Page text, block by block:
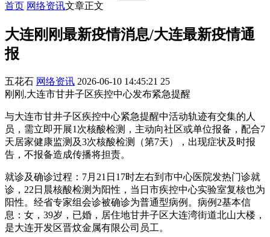
首页 网络资讯文章正文
大连刚刚最新疫情消息/大连最新疫情通
报
五花石 网络资讯 2026-06-10 14:45:21 25
刚刚,大连市甘井子区疾控中心发布紧急提醒
与大连市甘井子区疾控中心紧急提醒中活动轨迹有交集的人
员，需立即开展1次核酸检测，主动向社区或单位报备，配合7
天居家健康监测及3次核酸检测（第7天），出现症状及时报
告，不报备造成传播将担责。
就诊及确诊过程：7月21日17时左右到市中心医院发热门诊就
诊，22日晨核酸检测为阳性，当日市疾控中心实验室复核也为
阳性。经省专家组会诊被确诊为普通型病例。病例2基本信
息：女，39岁，已婚，居住地甘井子区大连湾街道北山大楼，
是大连开发区晋炆金属有限公司员工。